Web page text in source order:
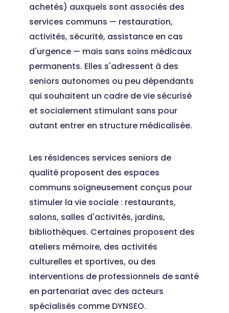
achetés) auxquels sont associés des
services communs — restauration,
activités, sécurité, assistance en cas
d'urgence — mais sans soins médicaux
permanents. Elles s'adressent à des
seniors autonomes ou peu dépendants
qui souhaitent un cadre de vie sécurisé
et socialement stimulant sans pour
autant entrer en structure médicalisée.
Les résidences services seniors de
qualité proposent des espaces
communs soigneusement conçus pour
stimuler la vie sociale : restaurants,
salons, salles d'activités, jardins,
bibliothèques. Certaines proposent des
ateliers mémoire, des activités
culturelles et sportives, ou des
interventions de professionnels de santé
en partenariat avec des acteurs
spécialisés comme DYNSEO.